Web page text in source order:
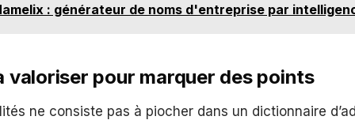
: générateur de noms d'entreprise par
valoriser pour marquer des points
ne consiste pas à piocher dans un dictionnaire